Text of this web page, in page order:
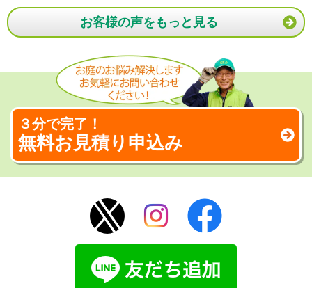
お客様の声をもっと見る
３分で完了！
無料お見積り申込み